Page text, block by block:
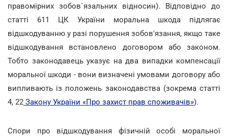
правомірних зобов`язальних відносин). Відповідно до
статті 611 ЦК України моральна шкода підлягає
відшкодуванню у разі порушення зобов'язання, якщо таке
відшкодування встановлено договором або законом.
Тобто законодавець указує на два випадки компенсації
моральної шкоди - вони визначені умовами договору або
випливають із положень законодавства (зокрема статті
4, 22 Закону України «Про захист прав споживачів»).
Спори про відшкодування фізичній особі моральної